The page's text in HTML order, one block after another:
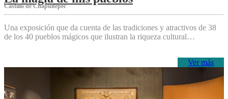
Castillo de Chapultepec
Una exposición que da cuenta de las tradiciones y atractivos de 38
de los 40 pueblos mágicos que ilustran la riqueza cultural…
Ver más